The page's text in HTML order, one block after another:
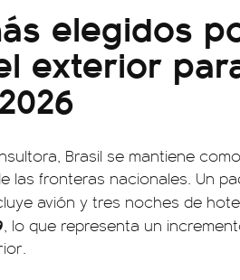
elegidos
exterior
Brasil se mantiene
las fronteras nacionales. Un
avión y tres noches de
, lo que representa un